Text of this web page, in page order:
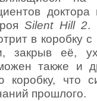
Silent Hill 2.
в коробку
закрыв её,
также и
коробку, что
прошлого.